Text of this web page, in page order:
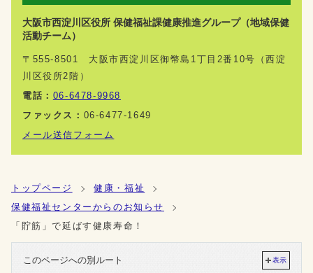
大阪市西淀川区役所 保健福祉課健康推進グループ（地域保健
活動チーム）
〒555-8501 大阪市西淀川区御幣島1丁目2番10号（西淀
川区役所2階）
電話： 06-6478-9968
ファックス： 06-6477-1649
メール送信フォーム
トップページ
健康・福祉
保健福祉センターからのお知らせ
「貯筋」で延ばす健康寿命！
このページへの別ルート 表示